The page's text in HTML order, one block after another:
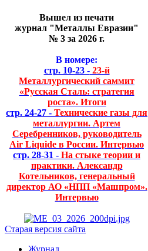
Вышел из печати
журнал "Металлы Евразии"
№ 3 за 2026 г.
В номере:
стр. 10-23 -23-й
Металлургический саммит
«Русская Сталь: стратегия
роста». Итоги
стр. 24-27 - Технические газы для
металлургии. Артем
Серебренников, руководитель
Air Liquide в России. Интервью
стр. 28-31 - На стыке теории и
практики. Александр
Котельников, генеральный
директор АО «НПП «Машпром».
Интервью
Старая версия сайта